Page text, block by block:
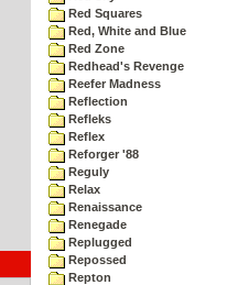
Red Squares
Red, White and Blue
Red Zone
Redhead's Revenge
Reefer Madness
Reflection
Refleks
Reflex
Reforger '88
Reguly
Relax
Renaissance
Renegade
Replugged
Repossed
Repton